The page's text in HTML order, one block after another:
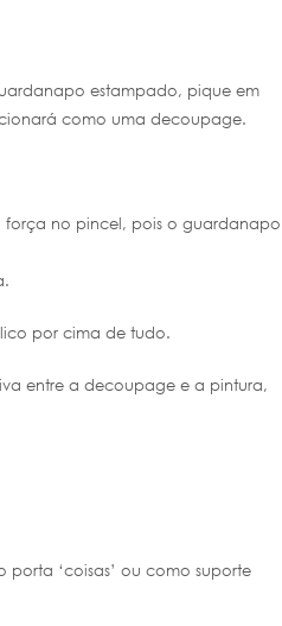
estampado, pique em
como uma decoupage.
no pincel, pois o guardanapo
por cima de tudo.
entre a decoupage e a pintura,
‘coisas’ ou como suporte